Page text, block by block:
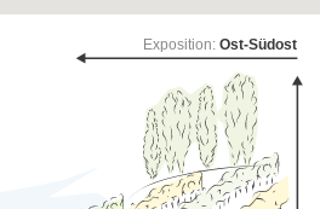
Exposition: Ost-Südost